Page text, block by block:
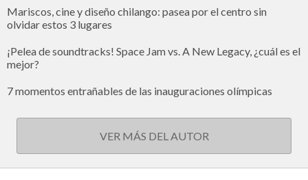
Mariscos, cine y diseño chilango: pasea por el centro sin
olvidar estos 3 lugares
¡Pelea de soundtracks! Space Jam vs. A New Legacy, ¿cuál es el
mejor?
7 momentos entrañables de las inauguraciones olímpicas
VER MÁS DEL AUTOR